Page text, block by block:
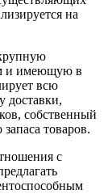
на
и имеющую в
всю
доставки,
собственный
товаров.
с